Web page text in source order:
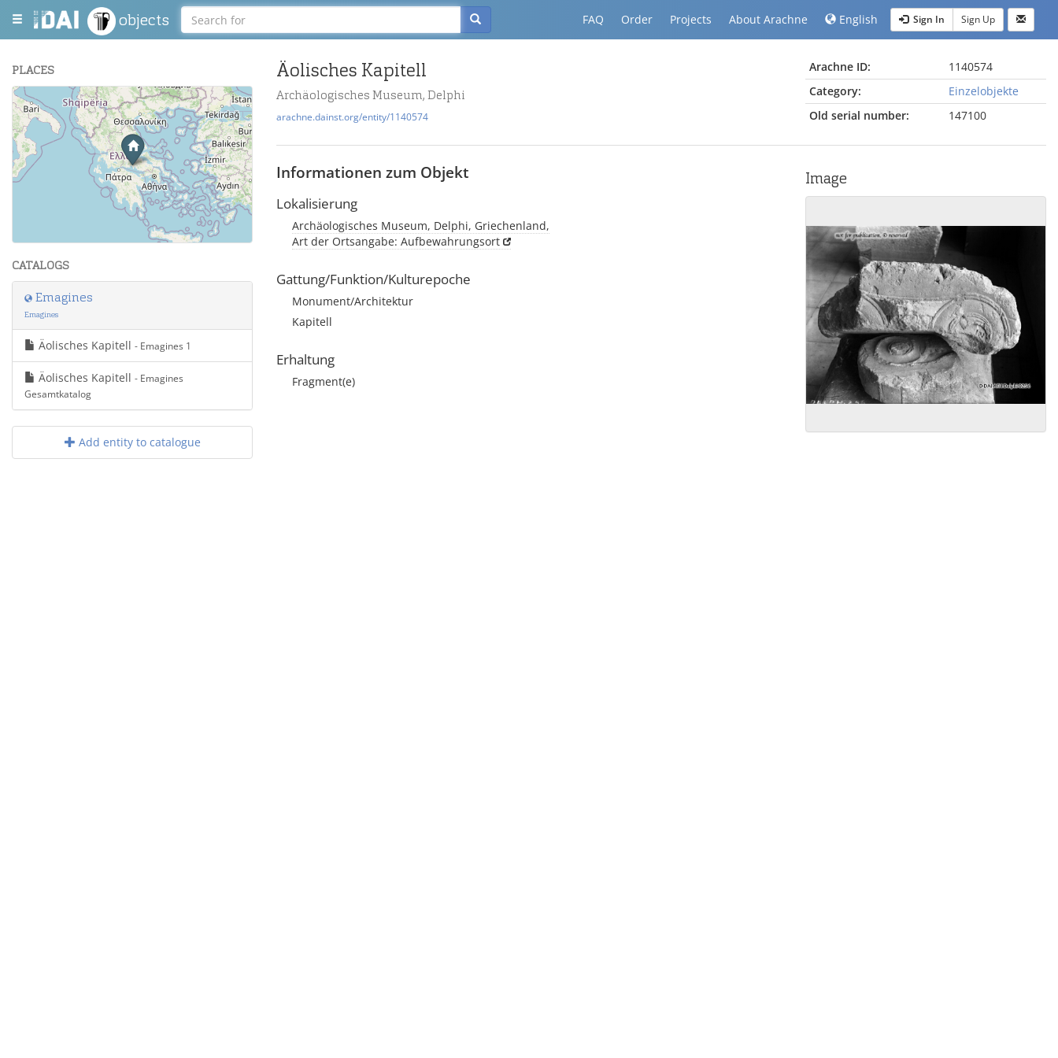
objects FAQ Order Projects About Arachne English Sign In Sign Up
PLACES
+
| Maps and Data ©OpenStreetMap
CATALOGS
Emagines
Emagines
Äolisches Kapitell - Emagines 1
Äolisches Kapitell - Emagines
Gesamtkatalog
Add entity to catalogue
Äolisches Kapitell
Archäologisches Museum, Delphi
arachne.dainst.org/entity/1140574
Arachne ID:
1140574
Category:
Einzelobjekte
Old serial number:
147100
Informationen zum Objekt
Lokalisierung
Archäologisches Museum, Delphi, Griechenland,
Art der Ortsangabe: Aufbewahrungsort
Gattung/Funktion/Kulturepoche
Monument/Architektur
Kapitell
Erhaltung
Fragment(e)
Image